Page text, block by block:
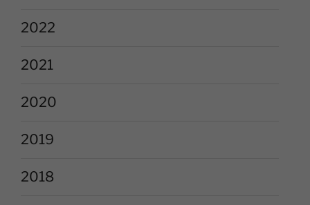
2022
2021
2020
2019
2018